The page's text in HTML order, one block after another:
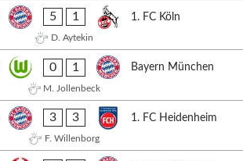
5 1 1. FC Köln
D. Aytekin
0 1 Bayern München
M. Jollenbeck
3 3 1. FC Heidenheim
F. Willenborg